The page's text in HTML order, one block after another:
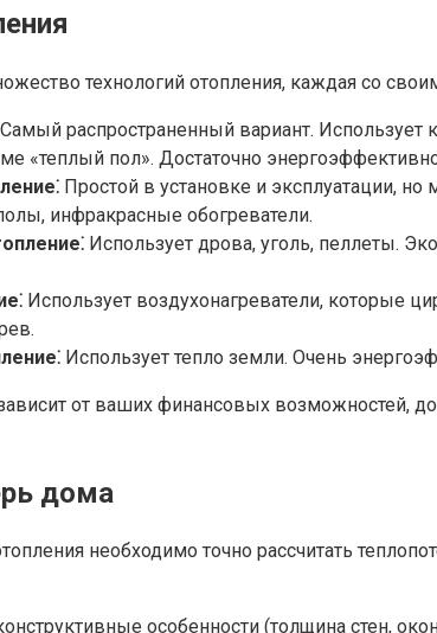
технологий отопления, каждая со
Самый распространенный вариант. Использует
«теплый пол». Достаточно
Простой в установке и эксплуатации,
инфракрасные обогреватели.
Использует дрова, уголь, пеллеты.
Использует воздухонагреватели, которые
Использует тепло земли. Очень
от ваших финансовых возможностей,
дома
необходимо точно рассчитать
особенности (толщина стен,